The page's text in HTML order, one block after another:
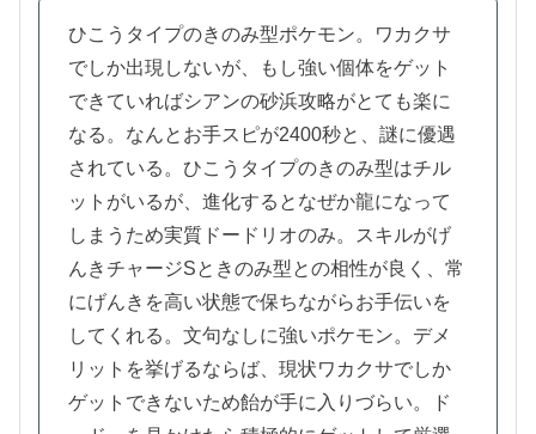
ひこうタイプのきのみ型ポケモン。ワカクサ
でしか出現しないが、もし強い個体をゲット
できていればシアンの砂浜攻略がとても楽に
なる。なんとお手スピが2400秒と、謎に優遇
されている。ひこうタイプのきのみ型はチル
ットがいるが、進化するとなぜか龍になって
しまうため実質ドードリオのみ。スキルがげ
んきチャージSときのみ型との相性が良く、常
にげんきを高い状態で保ちながらお手伝いを
してくれる。文句なしに強いポケモン。デメ
リットを挙げるならば、現状ワカクサでしか
ゲットできないため飴が手に入りづらい。ド